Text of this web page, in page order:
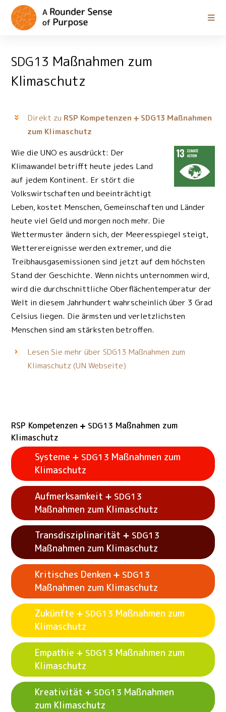
SDG13 Maßnahmen zum
Klimaschutz
Direkt zu RSP Kompetenzen SDG13 Maßnahmen
zum Klimaschutz
Wie die UNO es ausdrückt: Der
Klimawandel betrifft heute jedes Land
auf jedem Kontinent. Er stört die
Volkswirtschaften und beeinträchtigt
Leben, kostet Menschen, Gemeinschaften und Länder
heute viel Geld und morgen noch mehr. Die
Wettermuster ändern sich, der Meeresspiegel steigt,
Wetterereignisse werden extremer, und die
Treibhausgasemissionen sind jetzt auf dem höchsten
Stand der Geschichte. Wenn nichts unternommen wird,
wird die durchschnittliche Oberflächentemperatur der
Welt in diesem Jahrhundert wahrscheinlich über 3 Grad
Celsius liegen. Die ärmsten und verletzlichsten
Menschen sind am stärksten betroffen.
Lesen Sie mehr über SDG13 Maßnahmen zum
Klimaschutz (UN Webseite)
RSP Kompetenzen SDG13 Maßnahmen zum
Klimaschutz
Systeme SDG13 Maßnahmen zum
Klimaschutz
Siehe Beispielaktivitäten
Maßnahmen zum Klimaschutz
Aufmerksamkeit SDG13
Maßnahmen zum Klimaschutz
Siehe Beispielaktivitäten
SDG13Maßnahmen zum Klimaschutz
Transdisziplinarität SDG13
Maßnahmen zum Klimaschutz
Siehe BeispielaktivitätenTransdisziplinarität
SDG13Maßnahmen zum Klimaschutz
Kritisches Denken SDG13
Maßnahmen zum Klimaschutz
Zukünfte SDG13 Maßnahmen zum
Klimaschutz
Empathie SDG13 Maßnahmen zum
Klimaschutz
Kreativität SDG13 Maßnahmen
zum Klimaschutz